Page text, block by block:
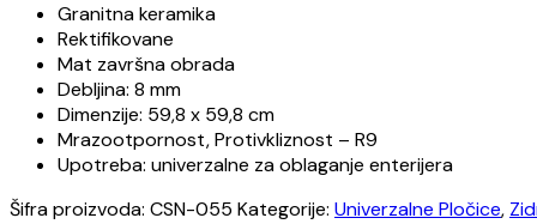
Granitna keramika
Rektifikovane
Mat završna obrada
Debljina: 8 mm
Dimenzije: 59,8 x 59,8 cm
Mrazootpornost, Protivkliznost – R9
Upotreba: univerzalne za oblaganje enterijera
Šifra proizvoda: CSN-055 Kategorije: Univerzalne Pločice,